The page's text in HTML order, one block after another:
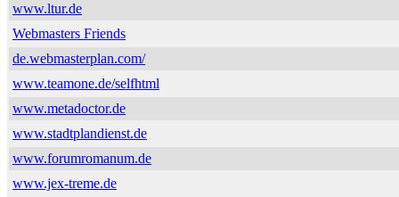
www.ltur.de
Webmasters Friends
de.webmasterplan.com/
www.teamone.de/selfhtml
www.metadoctor.de
www.stadtplandienst.de
www.forumromanum.de
www.jex-treme.de